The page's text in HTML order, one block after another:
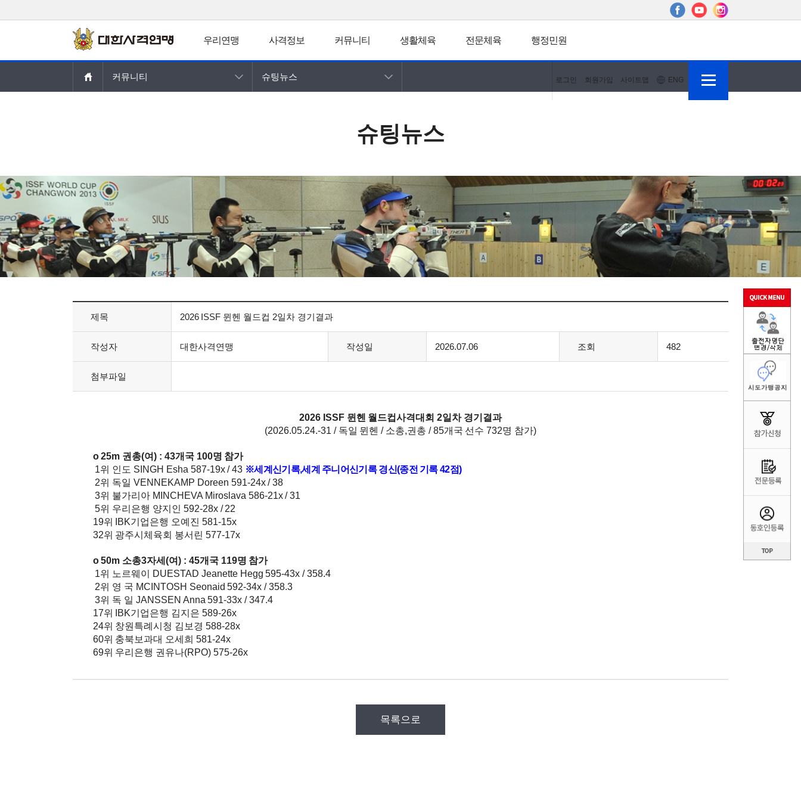
우리연맹 사격정보 커뮤니티 생활체육 전문체육 행정민원
로그인 회원가입 사이트맵 ENG
커뮤니티 슈팅뉴스
슈팅뉴스
제목 2026 ISSF 뮌헨 월드컵 2일차 경기결과
작성자 대한사격연맹 작성일 2026.07.06 조회 482
첨부파일
2026 ISSF 뮌헨 월드컵사격대회2일차 경기결과
(2026.05.24.-31 / 독일 뮌헨/ 소총,권총 / 85개국 선수732명 참가)
o 25m 권총(여) : 43개국 100명 참가
1위 인도 SINGH Esha 587-19x / 43 ※세계신기록,세계 주니어신기록 경신(종전 기록42점)
2위 독일 VENNEKAMP Doreen 591-24x / 38
3위 불가리아 MINCHEVA Miroslava 586-21x / 31
5위 우리은행 양지인 592-28x / 22
19위 IBK기업은행 오예진 581-15x
32위 광주시체육회 봉서린 577-17x
o 50m 소총3자세(여) : 45개국 119명 참가
1위 노르웨이
DUESTAD Jeanette Hegg 595-43x / 358.4
2위 영 국 MCINTOSH Seonaid 592-34x / 358.3
3위 독 일 JANSSEN Anna 591-33x / 347.4
17위 IBK기업은행 김지은 589-26x
24위 창원특례시청 김보경 588-28x
60위 충북보과대 오세희 581-24x
69위 우리은행 권유나(RPO) 575-26x
목록으로